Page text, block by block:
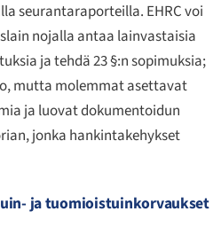
seurantaraporteilla. EHRC voi
nojalla antaa lainvastaisia
ja tehdä 23 §:n sopimuksia;
mutta molemmat asettavat
ja luovat dokumentoidun
jonka hankintakehykset
ja tuomioistuinkorvaukset